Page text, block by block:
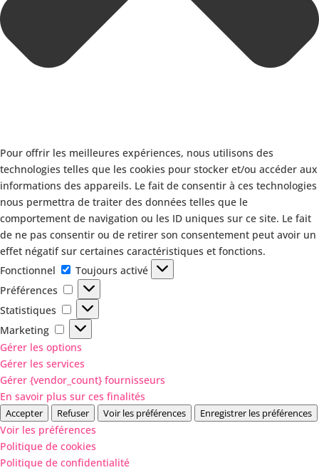
Pour offrir les meilleures expériences, nous utilisons des
technologies telles que les cookies pour stocker et/ou accéder aux
informations des appareils. Le fait de consentir à ces technologies
nous permettra de traiter des données telles que le
comportement de navigation ou les ID uniques sur ce site. Le fait
de ne pas consentir ou de retirer son consentement peut avoir un
effet négatif sur certaines caractéristiques et fonctions.
Fonctionnel
Fonctionnel
Toujours activé
Préférences
Préférences
Statistiques
Statistiques
Marketing
Marketing
Gérer les options
Gérer les services
Gérer {vendor_count} fournisseurs
En savoir plus sur ces finalités
Accepter Refuser Voir les préférences Enregistrer les préférences
Voir les préférences
Politique de cookies
Politique de confidentialité